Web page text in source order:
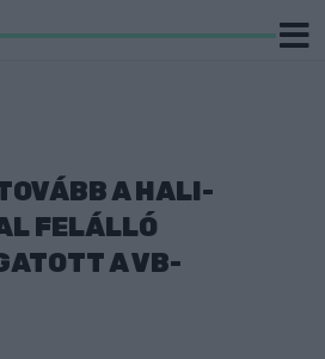
A HALI-
FELÁLLÓ
A VB-